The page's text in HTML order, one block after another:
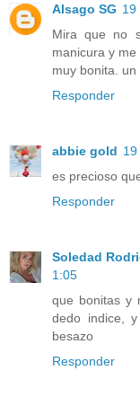
Alsago SG 19
Mira que no
manicura y
muy bonita. un
Responder
abbie gold
es precioso
Responder
Soledad
1:05
que bonitas y
dedo indice,
besazo
Responder